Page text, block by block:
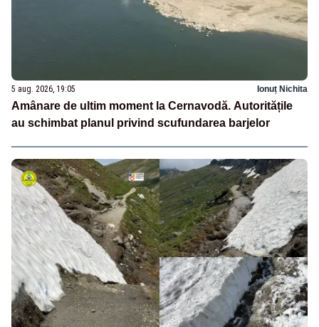
5 aug. 2026, 19:05 Ionuț Nichita
Amânare de ultim moment la Cernavodă. Autoritățile
au schimbat planul privind scufundarea barjelor